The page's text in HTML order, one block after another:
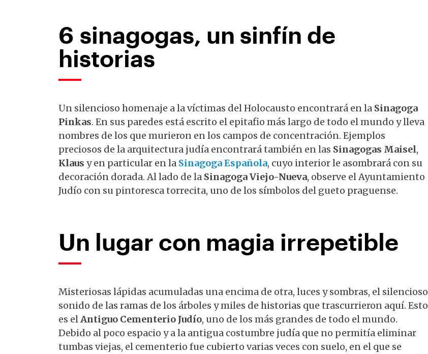
6 sinagogas, un sinfín de
historias
Un silencioso homenaje a la víctimas del Holocausto encontrará en la Sinagoga
Pinkas. En sus paredes está escrito el epitafio más largo de todo el mundo y lleva
nombres de los que murieron en los campos de concentración. Ejemplos
preciosos de la arquitectura judía encontrará también en las Sinagogas Maisel,
Klaus y en particular en la Sinagoga Española, cuyo interior le asombrará con su
decoración dorada. Al lado de la Sinagoga Viejo-Nueva, observe el Ayuntamiento
Judío con su pintoresca torrecita, uno de los símbolos del gueto praguense.
Un lugar con magia irrepetible
Misteriosas lápidas acumuladas una encima de otra, luces y sombras, el silencioso
sonido de las ramas de los árboles y miles de historias que trascurrieron aquí. Esto
es elAntiguo Cementerio Judío, uno de los más grandes de todo el mundo.
Debido al poco espacio y a la antigua costumbre judía que no permitía eliminar
tumbas viejas, el cementerio fue cubierto varias veces con suelo, en el que se